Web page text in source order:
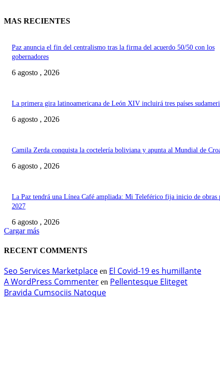
MAS RECIENTES
Paz anuncia el fin del centralismo tras la firma del acuerdo 50/50 con los
gobernadores
6 agosto , 2026
La primera gira latinoamericana de León XIV incluirá tres países
6 agosto , 2026
Camila Zerda conquista la coctelería boliviana y apunta al Mundial de
6 agosto , 2026
La Paz tendrá una Línea Café ampliada: Mi Teleférico fija inicio de obras
2027
6 agosto , 2026
Cargar más
RECENT COMMENTS
Seo Services Marketplace en El Covid-19 es humillante
A WordPress Commenter en Pellentesque Eliteget
Bravida Cumsociis Natoque